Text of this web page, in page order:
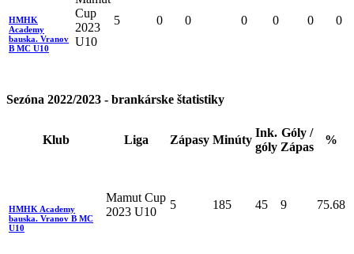
HMHK
Academy
bauska. Vranov
B MC U10
Cup
2023
U10
5 0 0 0 0 0 0
Sezóna 2022/2023 - brankárske štatistiky
Klub Liga Zápasy Minúty
Ink.
góly
Góly /
Zápas
%
HMHK Academy
bauska. Vranov B MC
U10
Mamut Cup
2023 U10
5 185 45 9 75.68